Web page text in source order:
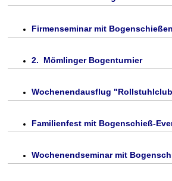
Firmenseminar mit
2. Mömlinger Bogenturnier
Wochenendausflug
Familienfest mit Bogenschieß-
Wochenendseminar mit